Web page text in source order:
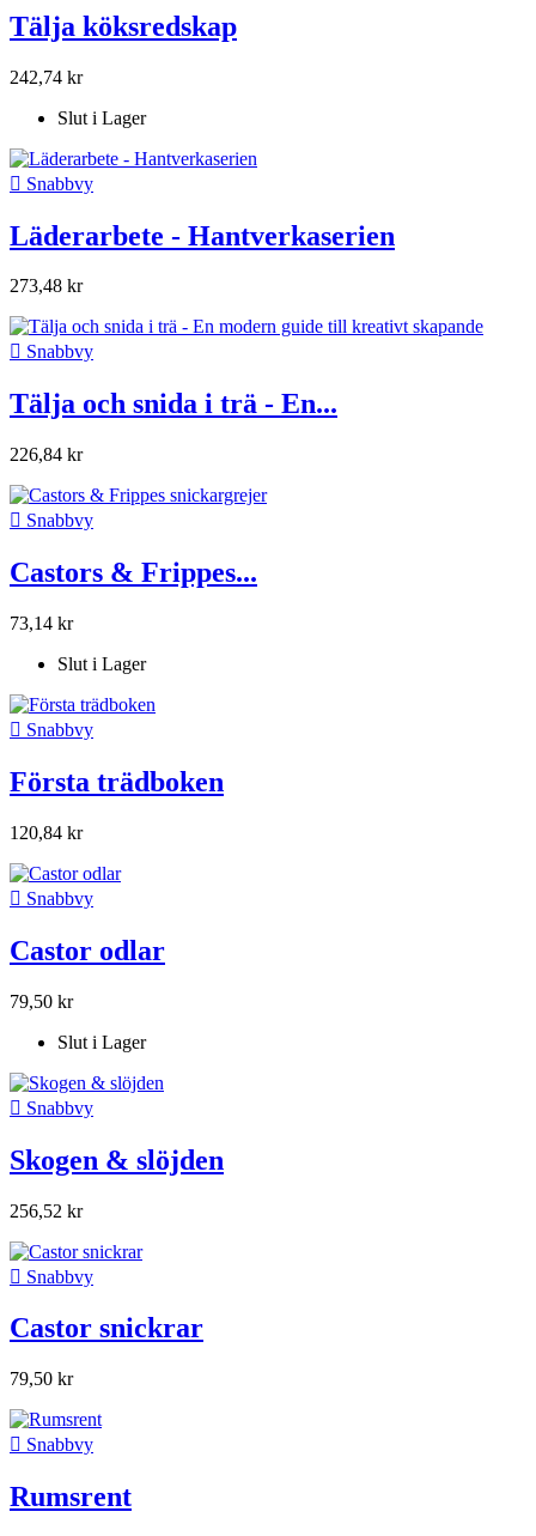
Tälja köksredskap
242,74 kr
Slut i Lager
 Snabbvy
Läderarbete - Hantverkaserien
273,48 kr
 Snabbvy
Tälja och snida i trä - En...
226,84 kr
 Snabbvy
Castors & Frippes...
73,14 kr
Slut i Lager
 Snabbvy
Första trädboken
120,84 kr
 Snabbvy
Castor odlar
79,50 kr
Slut i Lager
 Snabbvy
Skogen & slöjden
256,52 kr
 Snabbvy
Castor snickrar
79,50 kr
 Snabbvy
Rumsrent